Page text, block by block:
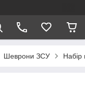
Шеврони ЗСУ Набір